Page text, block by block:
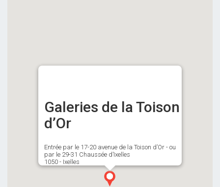
Galeries de la Toison
d’Or
Entrée par le 17-20 avenue de la Toison d’Or - ou
par le 29-31 Chaussée d’Ixelles
1050 - Ixelles